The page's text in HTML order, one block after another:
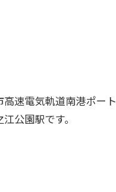
速電気軌道南港ポート
公園駅です。